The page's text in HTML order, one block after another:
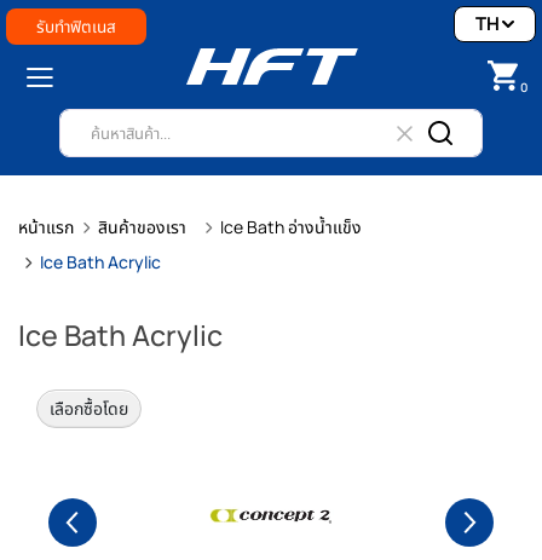
รับทำฟิตเนส
0
TH
หน้าแรก สินค้าของเรา
Ice Bath อ่างน้ำแข็ง
Ice Bath Acrylic
Ice Bath Acrylic
เลือกซื้อโดย